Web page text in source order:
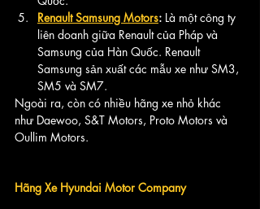
Renault Samsung Motors: Là một công ty
liên doanh giữa Renault của Pháp và
Samsung của Hàn Quốc. Renault
Samsung sản xuất các mẫu xe như SM3,
SM5 và SM7.
Ngoài ra, còn có nhiều hãng xe nhỏ khác
như Daewoo, S&T Motors, Proto Motors và
Oullim Motors.
Hãng Xe Hyundai Motor Company